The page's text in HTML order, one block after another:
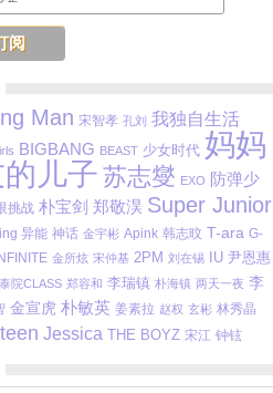
Man 宋智孝 孔刘 我独自生活
BIGBANG BEAST 少女时代 妈妈
儿子 苏志燮 EXO 防弹少
挑战 朴宝剑 郑敬淏 Super Junior
异能 神话 金宇彬 Apink 韩志旼 T-ara G-
金所炫 宋仲基 2PM 刘在锡 IU 尹恩惠
院CLASS 郑容和 李瑞镇 朴海镇 两天一夜 李
金宣虎 朴敏英 姜素拉 赵权 玄彬 林秀晶
Jessica THE BOYZ 宋江 钟铉